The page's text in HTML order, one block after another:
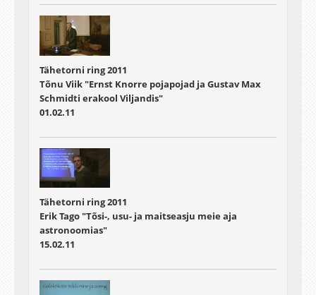
Tähetorni ring 2011
Tõnu Viik "Ernst Knorre pojapojad ja Gustav Max
Schmidti erakool Viljandis"
01.02.11
Tähetorni ring 2011
Erik Tago "Tõsi-, usu- ja maitseasju meie aja
astronoomias"
15.02.11